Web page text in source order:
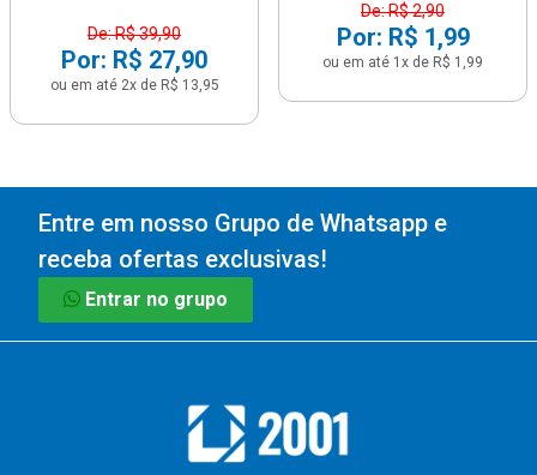
De: R$ 39,90
Por: R$ 27,90
ou em até 2x de R$ 13,95
De: R$ 2,90
Por: R$ 1,99
ou em até 1x de R$ 1,99
Entre em nosso Grupo de Whatsapp e
receba ofertas exclusivas!
Entrar no grupo